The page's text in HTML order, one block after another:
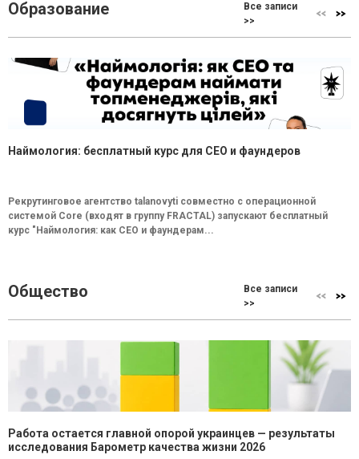
Образование
Все записи
>>
Наймология: бесплатный курс для CEO и фаундеров
Рекрутинговое агентство talanovyti совместно с операционной
системой Core (входят в группу FRACTAL) запускают бесплатный
курс "Наймология: как СEO и фаундерам...
Общество
Все записи
>>
Работа остается главной опорой украинцев — результаты
исследования Барометр качества жизни 2026